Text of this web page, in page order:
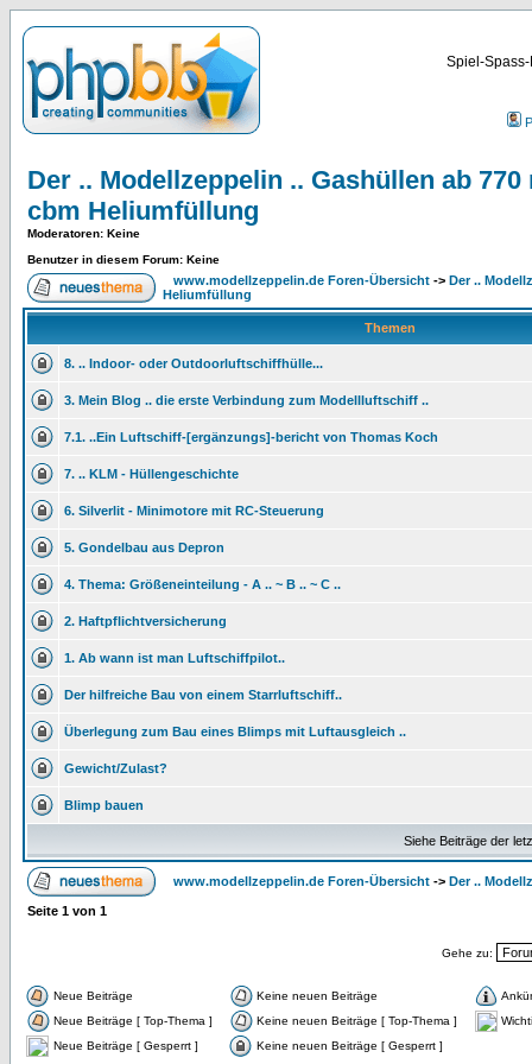
Spiel-
Der .. Modellzeppelin .. Gashüllen ab
cbm Heliumfüllung
Moderatoren: Keine
Benutzer in diesem Forum: Keine
www.modellzeppelin.de Foren-Übersicht -> Der ..
Heliumfüllung
Themen
8. .. Indoor- oder Outdoorluftschiffhülle...
3. Mein Blog .. die erste Verbindung zum Modellluftschiff ..
7.1. ..Ein Luftschiff-[ergänzungs]-bericht von Thomas Koch
7. .. KLM - Hüllengeschichte
6. Silverlit - Minimotore mit RC-Steuerung
5. Gondelbau aus Depron
4. Thema: Größeneinteilung - A .. ~ B .. ~ C ..
2. Haftpflichtversicherung
1. Ab wann ist man Luftschiffpilot..
Der hilfreiche Bau von einem Starrluftschiff..
Überlegung zum Bau eines Blimps mit Luftausgleich ..
Gewicht/Zulast?
Blimp bauen
Siehe Beiträge der
www.modellzeppelin.de Foren-Übersicht -> Der ..
Seite 1 von 1
Gehe zu:
Neue Beiträge Keine neuen Beiträge
Neue Beiträge [ Top-Thema ]
Keine neuen Beiträge [ Top-Thema ]
Neue Beiträge [ Gesperrt ]
Keine neuen Beiträge [ Gesperrt ]